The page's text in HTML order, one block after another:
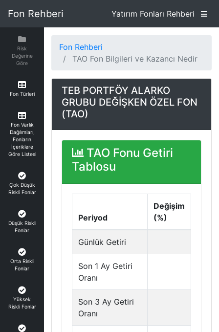
Fon Rehberi Yatırım Fonları Rehberi
Risk
Değerine
Göre
Fon Türleri
Fon Varlık
Dağılımları,
Fonların
İçeriklere
Göre Listesi
Çok Düşük
Riskli Fonlar
Düşük Riskli
Fonlar
Orta Riskli
Fonlar
Yüksek
Riskli Fonlar
Fon Rehberi
TAO Fon Bilgileri ve Kazancı Nedir
TEB PORTFÖY ALARKO
GRUBU DEĞİŞKEN ÖZEL FON
(TAO)
TAO Fonu Getiri
Tablosu
Periyod
Değişim
(%)
Günlük Getiri
Son 1 Ay Getiri
Oranı
Son 3 Ay Getiri
Oranı